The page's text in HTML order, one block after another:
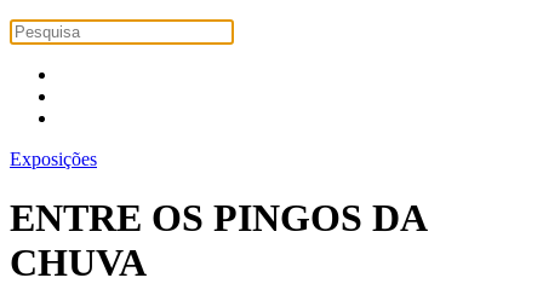
Exposições
ENTRE OS PINGOS DA
CHUVA